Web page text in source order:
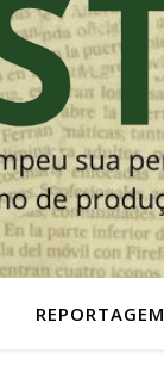
REPORTAGEM